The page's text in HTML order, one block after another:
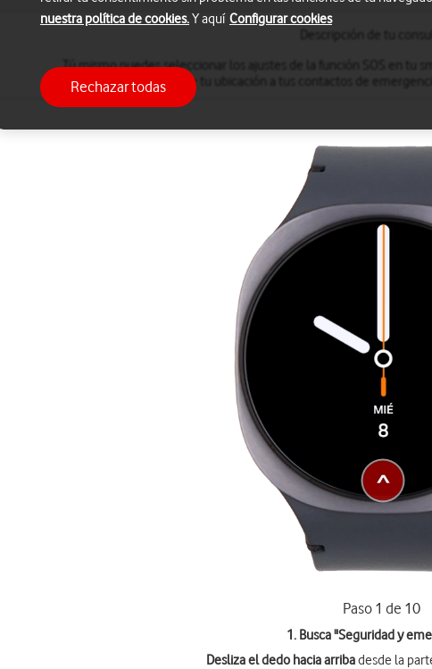
Tú mismo puedes seleccionar los ajustes de la función SOS en tu
mensaje sobre tu ubicación a tus contactos de
Paso 1 de 10
1. Busca "Seguridad y
Desliza el dedo hacia arribadesde la
nuestra política de cookies.Y aquí Configurar cookies
Rechazar todas